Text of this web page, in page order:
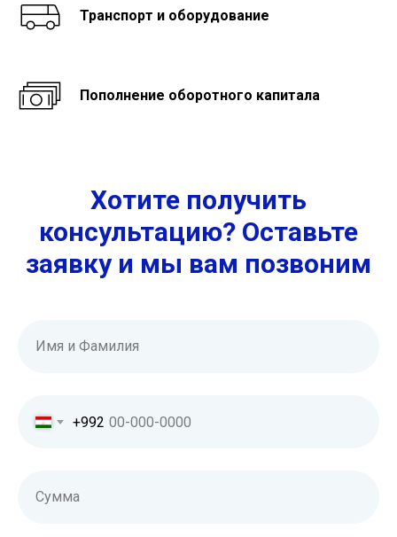
Транспорт и оборудование
Пополнение оборотного капитала
Хотите получить
консультацию? Оставьте
заявку и мы вам позвоним
Имя и Фамилия
+992
Сумма